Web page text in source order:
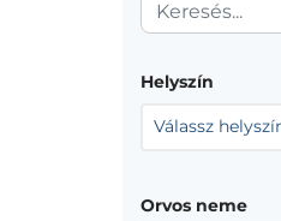
Helyszín
Válassz
Orvos neme